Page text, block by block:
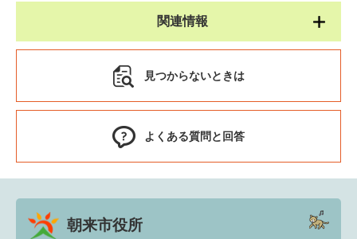
関連情報
見つからないときは
よくある質問と回答
朝来市役所